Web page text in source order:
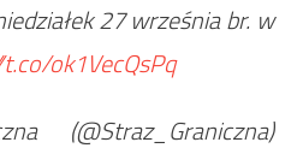
27 września br. w
ok1VecQsPq
(@Straz_Graniczna)